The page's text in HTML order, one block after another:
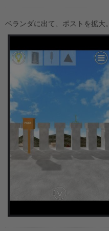
ベランダに出て、ポストを拡大。